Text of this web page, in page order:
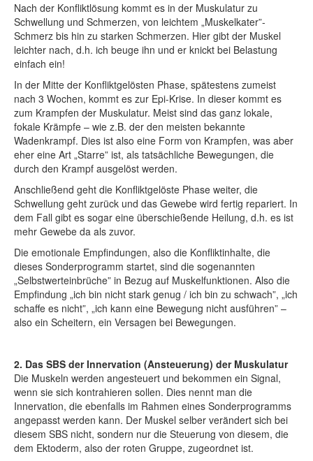
Nach der Konfliktlösung kommt es in der Muskulatur zu
Schwellung und Schmerzen, von leichtem „Muskelkater”-
Schmerz bis hin zu starken Schmerzen. Hier gibt der Muskel
leichter nach, d.h. ich beuge ihn und er knickt bei Belastung
einfach ein!
In der Mitte der Konfliktgelösten Phase, spätestens zumeist
nach 3 Wochen, kommt es zur Epi-Krise. In dieser kommt es
zum Krampfen der Muskulatur. Meist sind das ganz lokale,
fokale Krämpfe – wie z.B. der den meisten bekannte
Wadenkrampf. Dies ist also eine Form von Krampfen, was aber
eher eine Art „Starre” ist, als tatsächliche Bewegungen, die
durch den Krampf ausgelöst werden.
Anschließend geht die Konfliktgelöste Phase weiter, die
Schwellung geht zurück und das Gewebe wird fertig repariert. In
dem Fall gibt es sogar eine überschießende Heilung, d.h. es ist
mehr Gewebe da als zuvor.
Die emotionale Empfindungen, also die Konfliktinhalte, die
dieses Sonderprogramm startet, sind die sogenannten
„Selbstwerteinbrüche” in Bezug auf Muskelfunktionen. Also die
Empfindung „ich bin nicht stark genug / ich bin zu schwach”, „ich
schaffe es nicht”, „ich kann eine Bewegung nicht ausführen” –
also ein Scheitern, ein Versagen bei Bewegungen.
2. Das SBS der Innervation (Ansteuerung) der Muskulatur
Die Muskeln werden angesteuert und bekommen ein Signal,
wenn sie sich kontrahieren sollen. Dies nennt man die
Innervation, die ebenfalls im Rahmen eines Sonderprogramms
angepasst werden kann. Der Muskel selber verändert sich bei
diesem SBS nicht, sondern nur die Steuerung von diesem, die
dem Ektoderm, also der roten Gruppe, zugeordnet ist.